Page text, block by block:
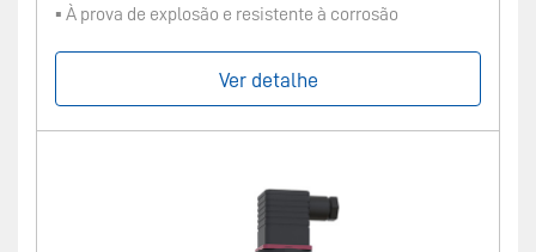
▪ À prova de explosão e resistente à corrosão
Ver detalhe